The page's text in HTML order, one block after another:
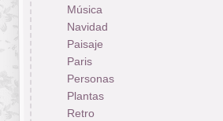
Música
Navidad
Paisaje
Paris
Personas
Plantas
Retro